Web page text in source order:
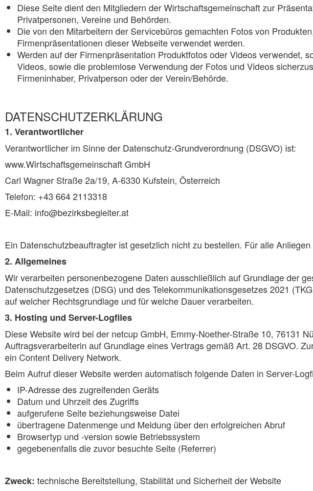
Diese Seite dient den Mitgliedern der Wirtschaftsgemeinschaft zur
Privatpersonen, Vereine und Behörden.
Die von den Mitarbeitern der Servicebüros gemachten Fotos von
Firmenpräsentationen dieser Webseite verwendet werden.
Werden auf der Firmenpräsentation Produktfotos oder Videos verwendet,
Videos, sowie die problemlose Verwendung der Fotos und Videos
Firmeninhaber, Privatperson oder der Verein/Behörde.
DATENSCHUTZERKLÄRUNG
1. Verantwortlicher
Verantwortlicher im Sinne der Datenschutz-Grundverordnung (DSGVO) ist:
www.Wirtschaftsgemeinschaft GmbH
Carl Wagner Straße 2a/19, A-6330 Kufstein, Österreich
Telefon: +43 664 2113318
E-Mail: info@bezirksbegleiter.at
Ein Datenschutzbeauftragter ist gesetzlich nicht zu bestellen. Für alle
2. Allgemeines
Wir verarbeiten personenbezogene Daten ausschließlich auf Grundlage der
Datenschutzgesetzes (DSG) und des Telekommunikationsgesetzes 2021
auf welcher Rechtsgrundlage und für welche Dauer verarbeiten.
3. Hosting und Server-Logfiles
Diese Website wird bei der netcup GmbH, Emmy-Noether-Straße 10, 76131
Auftragsverarbeiterin auf Grundlage eines Vertrags gemäß Art. 28 DSGVO.
ein Content Delivery Network.
Beim Aufruf dieser Website werden automatisch folgende Daten in Server-
IP-Adresse des zugreifenden Geräts
Datum und Uhrzeit des Zugriffs
aufgerufene Seite beziehungsweise Datei
übertragene Datenmenge und Meldung über den erfolgreichen Abruf
Browsertyp und -version sowie Betriebssystem
gegebenenfalls die zuvor besuchte Seite (Referrer)
Zweck: technische Bereitstellung, Stabilität und Sicherheit der Website